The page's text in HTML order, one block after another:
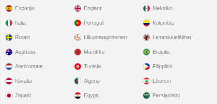
Espanja
Italia
Ruotsi
Englanti
Portugali
Liikuntarajoitteinen
Meksiko
Kolumbia
Lemmikkieläimet
Australia
Alankomaat
Itävalta
Japani
Marokko
Tunisia
Algeria
Egypti
Brasilia
Filippiinit
Libanon
Persianlahti